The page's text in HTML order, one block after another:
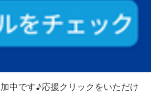
中です♪応援クリックをいただけ